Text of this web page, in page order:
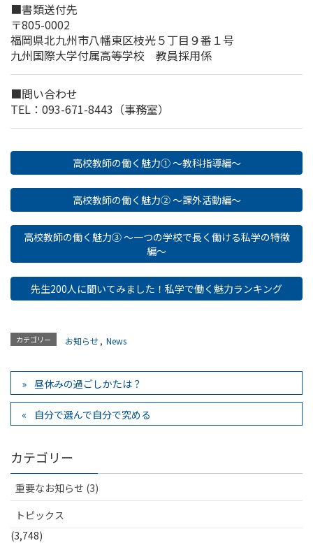
■書類送付先
〒805-0002
福岡県北九州市八幡東区枝光５丁目９番１号
九州国際大学付属高等学校 教員採用係
■問い合わせ
TEL：093-671-8443（事務室）
高校教師の働く魅力① ～教科指導編～
高校教師の働く魅力② ～課外活動編～
高校教師の働く魅力③ ～一つの学校で長く働ける私学の特徴
編～
先生200人に聞いてみました！私学で働く魅力ランキング
カテゴリー お知らせ, News
昼休みの過ごしかたは？
自分で選んで自分で究める
カテゴリー
重要なお知らせ (3)
トピックス
(3,748)